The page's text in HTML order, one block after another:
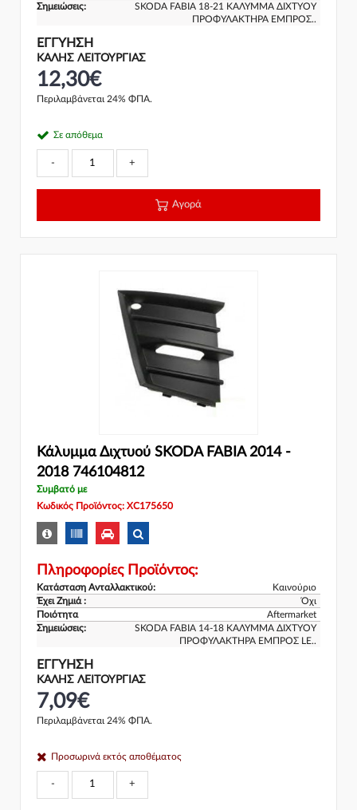
Σημειώσεις:
SKODA FABIA 18-21 ΚΑΛΥΜΜΑ ΔΙΧΤΥΟΥ
ΠΡΟΦΥΛΑΚΤΗΡΑ ΕΜΠΡΟΣ..
ΕΓΓΎΗΣΗ
ΚΑΛΗΣ ΛΕΙΤΟΥΡΓΙΑΣ
12,30€
Περιλαμβάνεται 24% ΦΠΑ.
Σε απόθεμα
- +
Αγορά
Κάλυμμα Διχτυού SKODA FABIA 2014 -
2018 746104812
Συμβατό με
Κωδικός Προϊόντος: XC175650
Πληροφορίες Προϊόντος:
Κατάσταση Ανταλλακτικού:
Καινούριο
Έχει Ζημιά :
Όχι
Ποιότητα
Aftermarket
Σημειώσεις:
SKODA FABIA 14-18 ΚΑΛΥΜΜΑ ΔΙΧΤΥΟΥ
ΠΡΟΦΥΛΑΚΤΗΡΑ ΕΜΠΡΟΣ LE..
ΕΓΓΎΗΣΗ
ΚΑΛΗΣ ΛΕΙΤΟΥΡΓΙΑΣ
7,09€
Περιλαμβάνεται 24% ΦΠΑ.
Προσωρινά εκτός αποθέματος
- +